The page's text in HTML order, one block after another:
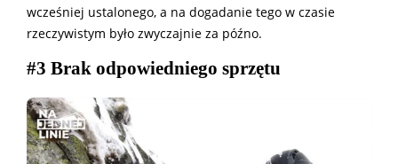
wcześniej ustalonego, a na dogadanie tego w czasie
rzeczywistym było zwyczajnie za późno.
#3 Brak odpowiedniego sprzętu